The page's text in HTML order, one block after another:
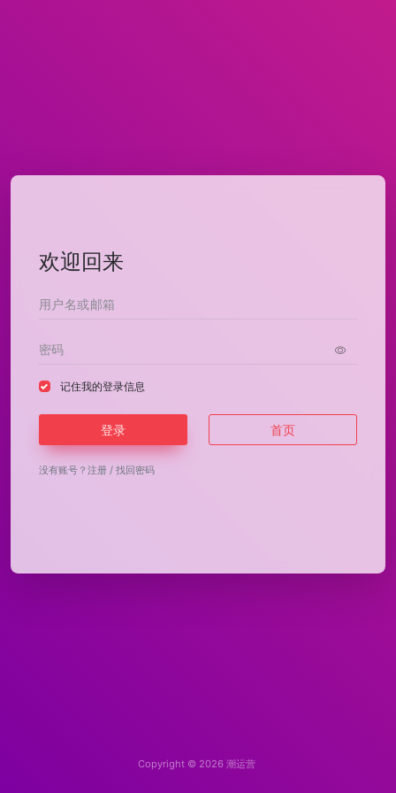
欢迎回来
记住我的登录信息
登录 首页
没有账号？ 注册 / 找回密码
Copyright © 2026 潮运营